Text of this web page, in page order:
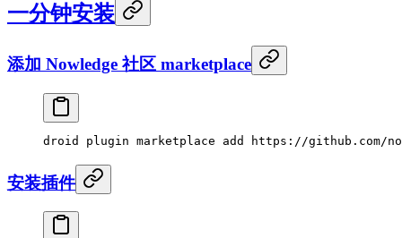
一分钟安装
添加 Nowledge 社区 marketplace
droid plugin marketplace add https://github.com/
安装插件